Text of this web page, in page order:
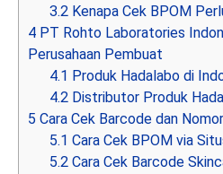
3.2 Kenapa Cek BPOM
4 PT Rohto Laboratories
Perusahaan Pembuat
4.1 Produk Hadalabo di
4.2 Distributor Produk
5 Cara Cek Barcode dan
5.1 Cara Cek BPOM via
5.2 Cara Cek Barcode